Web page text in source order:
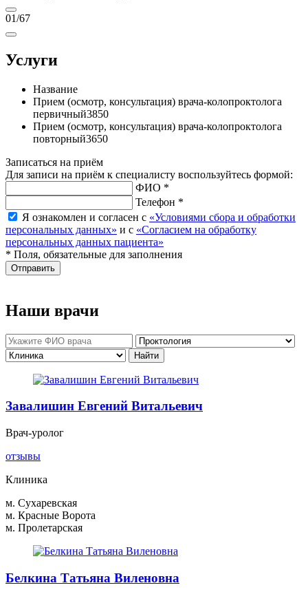
01/67
Услуги
Название
Прием (осмотр, консультация) врача-колопроктолога
первичный3850
Прием (осмотр, консультация) врача-колопроктолога
повторный3650
Записаться на приём
Для записи на приём к специалисту воспользуйтесь формой:
ФИО *
Телефон *
Я ознакомлен и согласен с «Условиями сбора и обработки
персональных данных» и с «Согласием на обработку
персональных данных пациента»
* Поля, обязательные для заполнения
Отправить
Наши врачи
Завалишин Евгений Витальевич
Врач-уролог
отзывы
Клиника
м. Сухаревская
м. Красные Ворота
м. Пролетарская
Белкина Татьяна Виленовна